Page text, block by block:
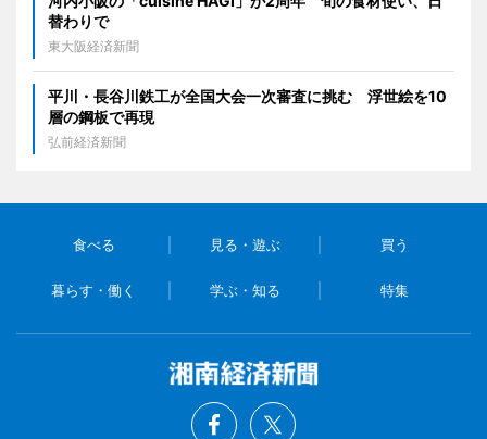
替わりで
東大阪経済新聞
平川・長谷川鉄工が全国大会一次審査に挑む 浮世絵を10
層の鋼板で再現
弘前経済新聞
食べる 見る・遊ぶ 買う
暮らす・働く 学ぶ・知る 特集